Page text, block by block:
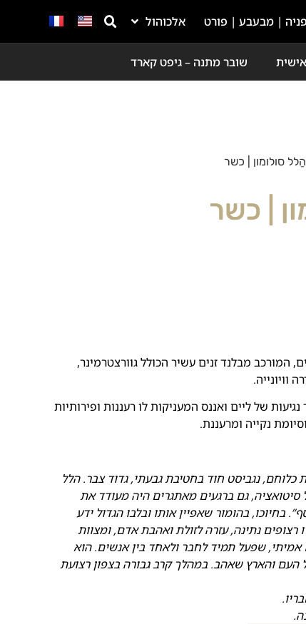
| מבעבע | פורט אלכוהול
אישית שובר מתנה – גיפט קארד
סולומון | כשר
| כשר
רענן ומלא חיים, המורכב מבלנד זנים עשיר הכולל גוורצטרמינר,
וויונייה.
של ליים ואננס המעניקות לו רעננות ופירותיות
נקייה ומרעננת.
כלוחם, נגביסט חוד בחטיבת גבעתי, גדוד צבר. הלל
גם ברגעים מאתגרים היה מעודד את
בחיוכו, בהומור שאפיין אותו ובלבו הגדול ידע
נתינה, עזרה לזולת ואהבת אדם, ומצוות
אמיתי, שפעל תמיד לחבר ולאחד בין אנשים. הוא
העם והארץ שאהב. במהלך קרב גבורה בצפון רצועת